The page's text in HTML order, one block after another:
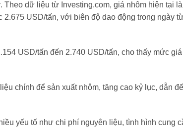
dữ liệu từ Investing.com, giá nhôm hiện tại
USD/tấn, với biên độ dao động trong ngày
USD/tấn đến 2.740 USD/tấn, cho thấy mức
chính để sản xuất nhôm, tăng cao kỷ lục, dẫn
yếu tố như chi phí nguyên liệu, tình hình cung